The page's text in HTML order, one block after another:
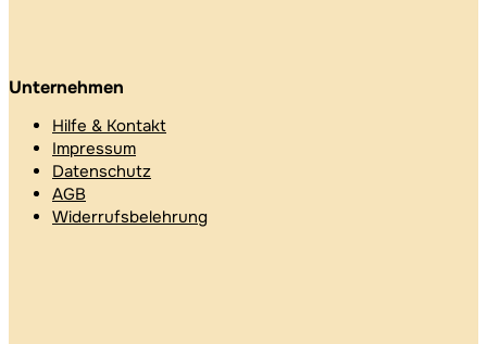
Unternehmen
Hilfe & Kontakt
Impressum
Datenschutz
AGB
Widerrufsbelehrung